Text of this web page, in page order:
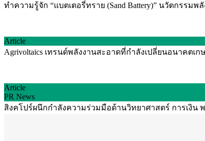
ทำความรู้จัก “แบตเตอรี่ทราย (Sand Battery)” นวัตกรรม
Article
Agrivoltaics เทรนด์พลังงานสะอาดที่กำลังเปลี่ยนอนาคตเ
Article
PR News
สิงคโปร์ผนึกกำลังความร่วมมือด้านวิทยาศาสตร์ การเงิ